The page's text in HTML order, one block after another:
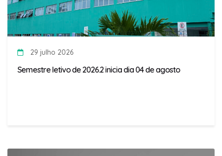
29 julho 2026
Semestre letivo de 2026.2 inicia dia 04 de agosto